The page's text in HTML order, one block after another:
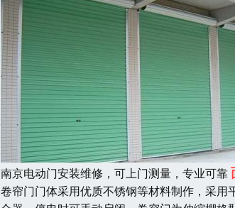
南京电动门安装维修，可上门测量，专业可靠
卷帘门门体采用优质不锈钢等材料制作，采